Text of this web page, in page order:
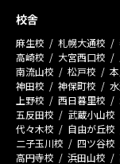
校舎
麻生校 札幌大通校
高崎校
大宮西口校
南流山校
松戸校
神田校
神保町校
上野校
西日暮里校
五反田校
武蔵小山校
代々木校
自由が丘校
二子玉川校
四ツ谷校
高円寺校
浜田山校